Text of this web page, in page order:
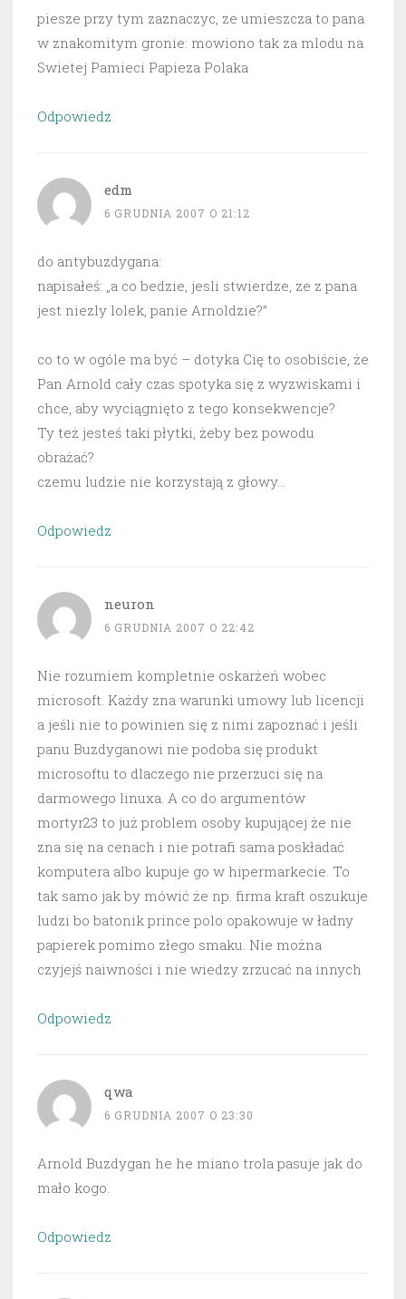
piesze przy tym zaznaczyc, ze umieszcza to pana
w znakomitym gronie: mowiono tak za mlodu na
Swietej Pamieci Papieza Polaka
Odpowiedz
edm
6 GRUDNIA 2007 O 21:12
do antybuzdygana:
napisałeś: „a co bedzie, jesli stwierdze, ze z pana
jest niezly lolek, panie Arnoldzie?”
co to w ogóle ma być – dotyka Cię to osobiście, że
Pan Arnold cały czas spotyka się z wyzwiskami i
chce, aby wyciągnięto z tego konsekwencje?
Ty też jesteś taki płytki, żeby bez powodu
obrażać?
czemu ludzie nie korzystają z głowy…
Odpowiedz
neuron
6 GRUDNIA 2007 O 22:42
Nie rozumiem kompletnie oskarżeń wobec
microsoft. Każdy zna warunki umowy lub licencji
a jeśli nie to powinien się z nimi zapoznać i jeśli
panu Buzdyganowi nie podoba się produkt
microsoftu to dlaczego nie przerzuci się na
darmowego linuxa. A co do argumentów
mortyr23 to już problem osoby kupującej że nie
zna się na cenach i nie potrafi sama poskładać
komputera albo kupuje go w hipermarkecie. To
tak samo jak by mówić że np. firma kraft oszukuje
ludzi bo batonik prince polo opakowuje w ładny
papierek pomimo złego smaku. Nie można
czyjejś naiwności i nie wiedzy zrzucać na innych
Odpowiedz
qwa
6 GRUDNIA 2007 O 23:30
Arnold Buzdygan he he miano trola pasuje jak do
mało kogo.
Odpowiedz